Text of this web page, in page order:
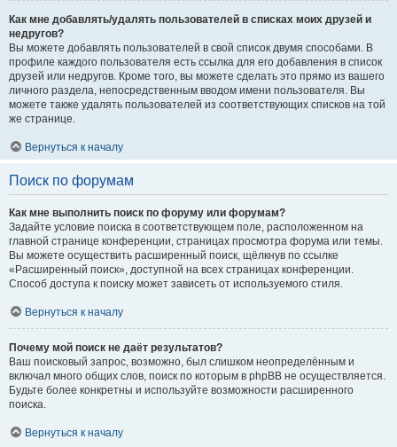
Как мне добавлять/удалять пользователей в списках моих друзей и
недругов?
Вы можете добавлять пользователей в свой список двумя способами. В
профиле каждого пользователя есть ссылка для его добавления в список
друзей или недругов. Кроме того, вы можете сделать это прямо из вашего
личного раздела, непосредственным вводом имени пользователя. Вы
можете также удалять пользователей из соответствующих списков на той
же странице.
Вернуться к началу
Поиск по форумам
Как мне выполнить поиск по форуму или форумам?
Задайте условие поиска в соответствующем поле, расположенном на
главной странице конференции, страницах просмотра форума или темы.
Вы можете осуществить расширенный поиск, щёлкнув по ссылке
«Расширенный поиск», доступной на всех страницах конференции.
Способ доступа к поиску может зависеть от используемого стиля.
Вернуться к началу
Почему мой поиск не даёт результатов?
Ваш поисковый запрос, возможно, был слишком неопределённым и
включал много общих слов, поиск по которым в phpBB не осуществляется.
Будьте более конкретны и используйте возможности расширенного
поиска.
Вернуться к началу